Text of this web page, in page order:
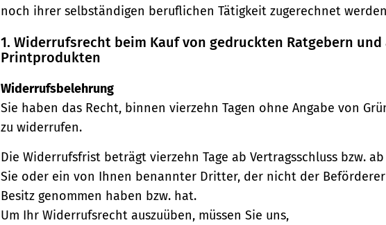
noch ihrer selbständigen beruflichen Tätigkeit zugerechnet werden
1. Widerrufsrecht beim Kauf von gedruckten Ratgebern und
Printprodukten
Widerrufsbelehrung
Sie haben das Recht, binnen vierzehn Tagen ohne Angabe von
zu widerrufen.
Die Widerrufsfrist beträgt vierzehn Tage ab Vertragsschluss bzw.
Sie oder ein von Ihnen benannter Dritter, der nicht der
Besitz genommen haben bzw. hat.
Um Ihr Widerrufsrecht auszuüben, müssen Sie uns,